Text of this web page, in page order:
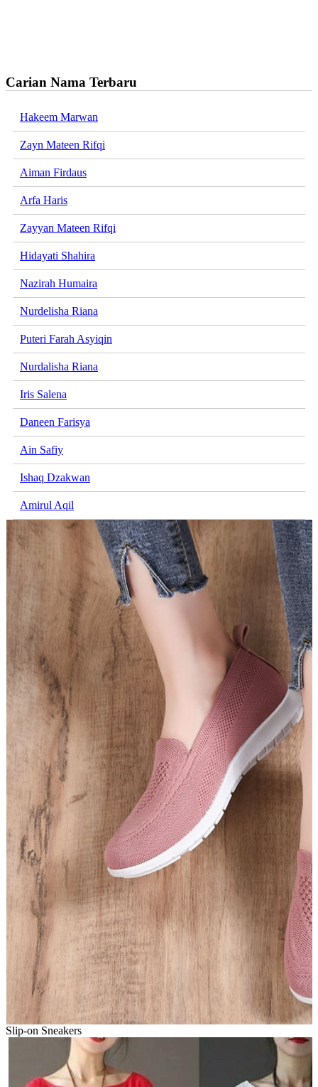
Carian Nama Terbaru
Hakeem Marwan
Zayn Mateen Rifqi
Aiman Firdaus
Arfa Haris
Zayyan Mateen Rifqi
Hidayati Shahira
Nazirah Humaira
Nurdelisha Riana
Puteri Farah Asyiqin
Nurdalisha Riana
Iris Salena
Daneen Farisya
Ain Safiy
Ishaq Dzakwan
Amirul Aqil
Slip-on Sneakers